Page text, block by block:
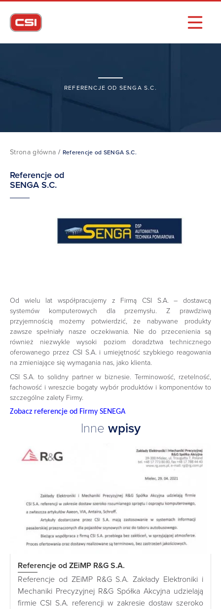
REFERENCJE OD SENGA S.C.
Strona główna / Referencje od SENGA S.C.
Referencje od
SENGA S.C.
Od wielu lat współpracujemy z Firmą CSI S.A. – dostawcą
systemów komputerowych dla przemysłu. Z prawdziwą
przyjemnością możemy potwierdzić, że nabywane produkty
zawsze spełniały nasze oczekiwania. Nie do przecenienia są
również niezwykle wysoki poziom doradztwa technicznego
oferowanego przez CSI S.A. i umiejętność szybkiego reagowania
na zmieniające się wymagania nas, jako klienta.
CSI S.A. to solidny partner w biznesie. Terminowość, rzetelność,
fachowość i wreszcie bogaty wybór produktów i komponentów to
szczególne zalety Firmy.
Zobacz referencje od Firmy SENEGA
Inne wpisy
Referencje od ZEiMP R&G S.A.
Referencje od ZEiMP R&G S.A. Zakłady Elektroniki i
Mechaniki Precyzyjnej R&G Spółka Akcyjna udzielają
firmie CSI S.A. referencji w zakresie dostaw szeroko